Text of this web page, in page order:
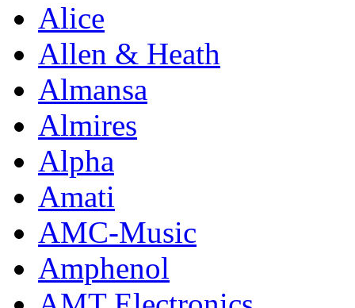
Alice
Allen & Heath
Almansa
Almires
Alpha
Amati
AMC-Music
Amphenol